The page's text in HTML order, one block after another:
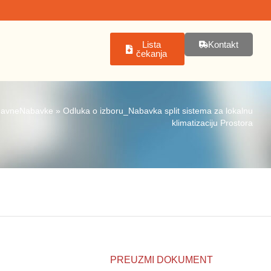
Lista
čekanja
Kontakt
» Odluka o izboru_Nabavka split sistema za lokalnu
klimatizaciju Prostora
PREUZMI DOKUMENT